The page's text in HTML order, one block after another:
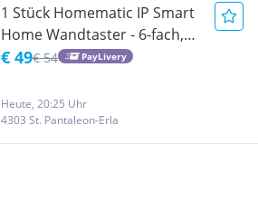
1 Stück Homematic IP Smart
Home Wandtaster - 6-fach,
HmIP-WRC6
€ 49€ 54 PayLivery
Heute, 20:25 Uhr
4303 St. Pantaleon-Erla